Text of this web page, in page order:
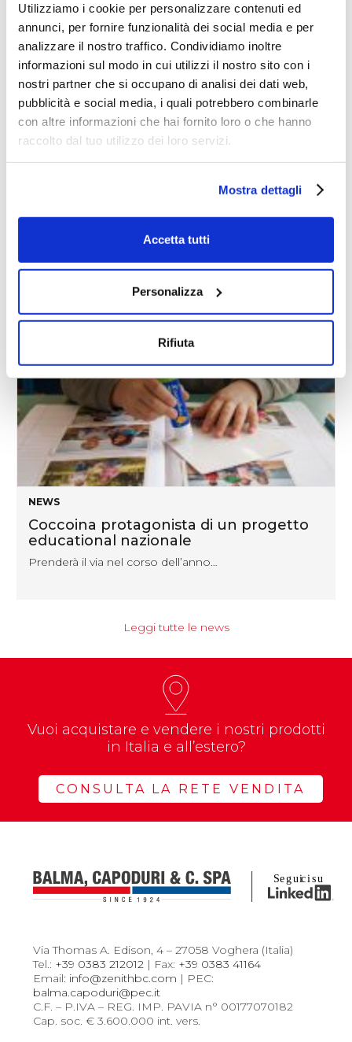
Utilizziamo i cookie per personalizzare contenuti ed
annunci, per fornire funzionalità dei social media e per
analizzare il nostro traffico. Condividiamo inoltre
informazioni sul modo in cui utilizzi il nostro sito con i
nostri partner che si occupano di analisi dei dati web,
pubblicità e social media, i quali potrebbero combinarle
con altre informazioni che hai fornito loro o che hanno
raccolto dal tuo utilizzo dei loro servizi.
Mostra dettagli
Accetta tutti
Personalizza
Rifiuta
Ti potrebbero interessare anche
protagonista di un progetto
nazionale
il via nel corso dell’anno…
Leggi tutte le news
Vuoi acquistare e vendere i nostri prodotti
in Italia e all’estero?
CONSULTA LA RETE VENDITA
Via Thomas A. Edison, 4 – 27058 Voghera (Italia)
Tel.: +39 0383 212012 | Fax: +39 0383 41164
Email: info@zenithbc.com | PEC:
balma.capoduri@pec.it
C.F. – P.IVA – REG. IMP. PAVIA n° 00177070182
Cap. soc. € 3.600.000 int. vers.